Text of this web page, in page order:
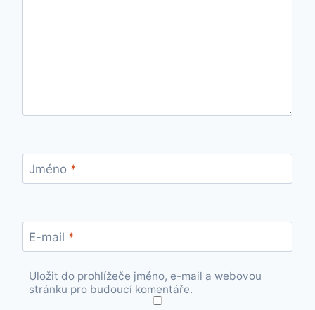
Jméno *
E-mail *
Uložit do prohlížeče jméno, e-mail a webovou
stránku pro budoucí komentáře.